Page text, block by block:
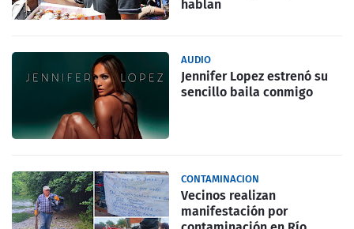
hablan
AUDIO
Jennifer Lopez estrenó su
sencillo baila conmigo
CONTAMINACION
Vecinos realizan
manifestación por